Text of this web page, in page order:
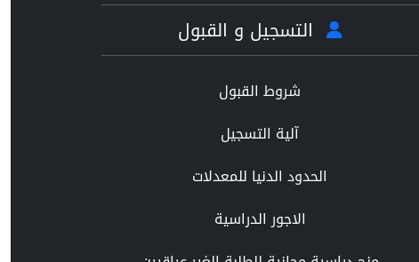
التسجيل و القبول
شروط القبول
آلية التسجيل
الحدود الدنيا للمعدلات
الاجور الدراسية